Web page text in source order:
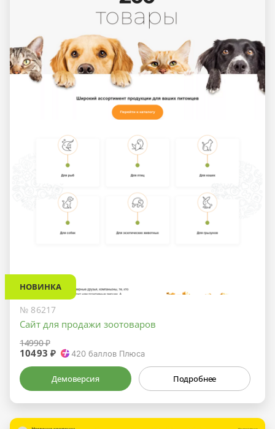
НОВИНКА
№ 86217
Сайт для продажи зоотоваров
14990 ₽
10493 ₽ 420 баллов Плюса
Демоверсия Подробнее